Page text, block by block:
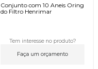
Conjunto com 10 Aneis Oring
do Filtro Henrimar
Tem interesse no produto?
Faça um orçamento